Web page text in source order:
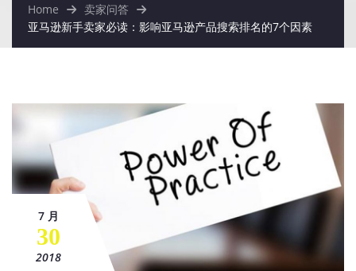
Home
卖家问答
亚马逊新手卖家必读：影响亚马逊产品搜索排名的7个因素
7 月
30
2018